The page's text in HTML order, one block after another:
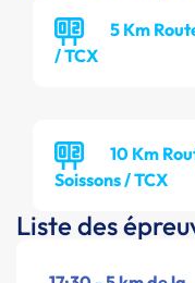
5 Km
/ TCX
10 Km
Soissons / TCX
Liste des